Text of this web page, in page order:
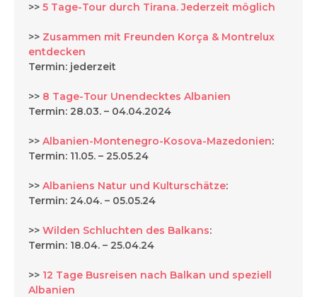
>> 5 Tage-Tour durch Tirana. Jederzeit möglich
>> Zusammen mit Freunden Korça & Montrelux
entdecken
Termin: jederzeit
>> 8 Tage-Tour Unendecktes Albanien
Termin: 28.03. – 04.04.2024
>> Albanien-Montenegro-Kosova-Mazedonien:
Termin: 11.05. – 25.05.24
>> Albaniens Natur und Kulturschätze:
Termin: 24.04. – 05.05.24
>> Wilden Schluchten des Balkans:
Termin: 18.04. – 25.04.24
>> 12 Tage Busreisen nach Balkan und speziell
Albanien